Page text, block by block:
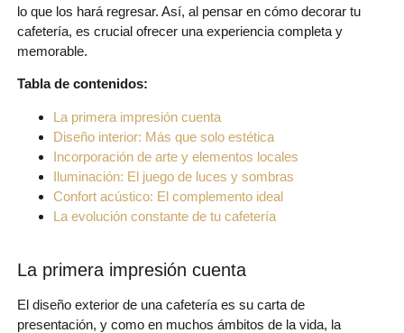
lo que los hará regresar. Así, al pensar en cómo decorar tu
cafetería, es crucial ofrecer una experiencia completa y
memorable.
Tabla de contenidos:
La primera impresión cuenta
Diseño interior: Más que solo estética
Incorporación de arte y elementos locales
Iluminación: El juego de luces y sombras
Confort acústico: El complemento ideal
La evolución constante de tu cafetería
La primera impresión cuenta
El diseño exterior de una cafetería es su carta de
presentación, y como en muchos ámbitos de la vida, la